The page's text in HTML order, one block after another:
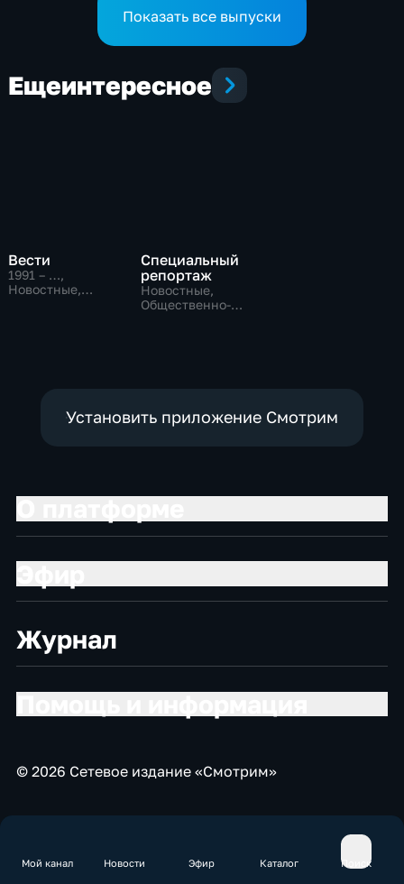
Мой канал Новости Эфир Каталог Поиск
Показать все выпуски
Ещеинтересное
Вести
1991 – …,
Новостные,
Специальный
репортаж
Новостные,
Общественно-
Установить приложение Смотрим
Журнал
© 2026 Сетевое издание «Смотрим»